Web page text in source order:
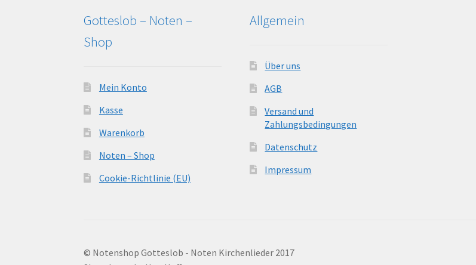
Gotteslob – Noten –
Shop
Mein Konto
Kasse
Warenkorb
Noten – Shop
Cookie-Richtlinie (EU)
Allgemein
Über uns
AGB
Versand und
Zahlungsbedingungen
Datenschutz
Impressum
© Notenshop Gotteslob - Noten Kirchenlieder 2017